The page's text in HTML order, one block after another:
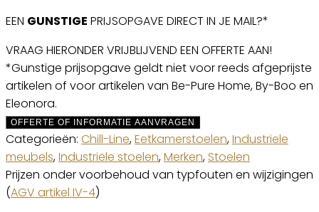
EEN GUNSTIGE PRIJSOPGAVE DIRECT IN JE MAIL?*
VRAAG HIERONDER VRIJBLIJVEND EEN OFFERTE AAN!
*Gunstige prijsopgave geldt niet voor reeds afgeprijste
artikelen of voor artikelen van Be-Pure Home, By-Boo en
Eleonora.
OFFERTE OF INFORMATIE AANVRAGEN
Categorieën: Chill-Line,Eetkamerstoelen,Industriele
meubels,Industriële stoelen,Merken, Stoelen
Prijzen onder voorbehoud van typfouten en wijzigingen
(AGV artikel IV-4)